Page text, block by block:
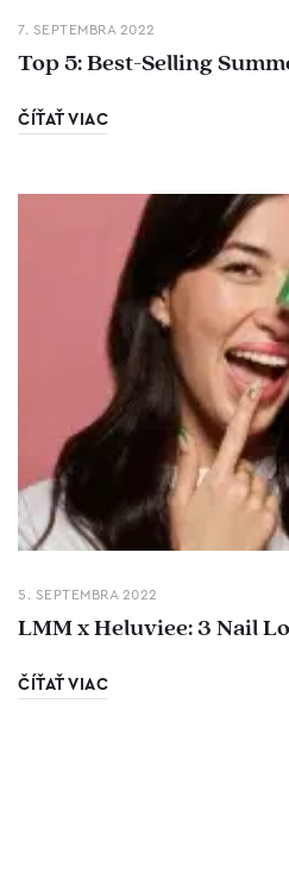
7. SEPTEMBRA 2022
Top 5: Best-Selling
ČÍŤAŤ VIAC
5. SEPTEMBRA 2022
LMM x Heluviee: 3 Nail
ČÍŤAŤ VIAC